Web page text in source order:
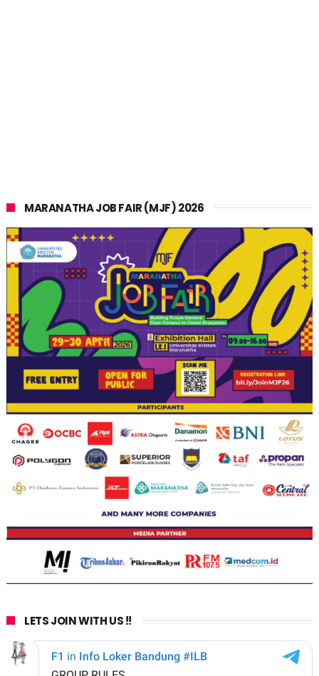
MARANATHA JOB FAIR (MJF) 2026
LETS JOIN WITH US !!